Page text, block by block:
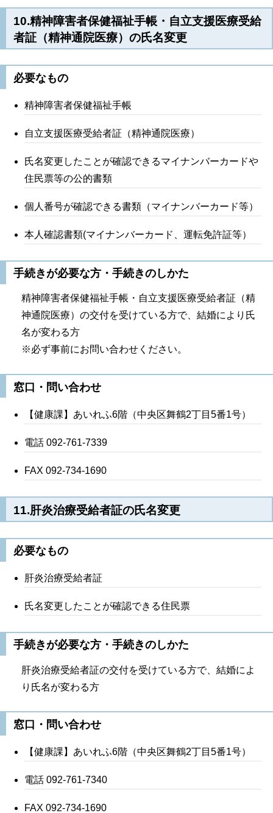
10.精神障害者保健福祉手帳・自立支援医療受給
者証（精神通院医療）の氏名変更
必要なもの
精神障害者保健福祉手帳
自立支援医療受給者証（精神通院医療）
氏名変更したことが確認できるマイナンバーカードや
住民票等の公的書類
個人番号が確認できる書類（マイナンバーカード等）
本人確認書類(マイナンバーカード、運転免許証等）
手続きが必要な方・手続きのしかた
精神障害者保健福祉手帳・自立支援医療受給者証（精
神通院医療）の交付を受けている方で、結婚により氏
名が変わる方
※必ず事前にお問い合わせください。
窓口・問い合わせ
【健康課】あいれふ6階（中央区舞鶴2丁目5番1号）
電話 092-761-7339
FAX 092-734-1690
11.肝炎治療受給者証の氏名変更
必要なもの
肝炎治療受給者証
氏名変更したことが確認できる住民票
手続きが必要な方・手続きのしかた
肝炎治療受給者証の交付を受けている方で、結婚によ
り氏名が変わる方
窓口・問い合わせ
【健康課】あいれふ6階（中央区舞鶴2丁目5番1号）
電話 092-761-7340
FAX 092-734-1690